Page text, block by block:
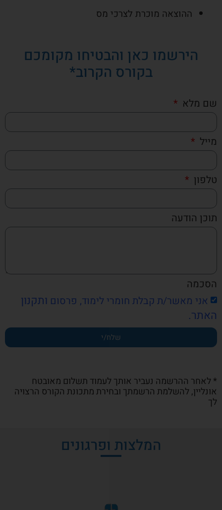
ההוצאה מוכרת לצרכי מס
הירשמו כאן והבטיחו מקומכם
בקורס הקרוב*
שם מלא
מייל
טלפון
תוכן הודעה
הסכמה
אני מאשר/ת קבלת חומרי לימוד, פרסום ותקנון
האתר.
שלח/י
* לאחר ההרשמה נעביר אותך לעמוד תשלום מאובטח
אונליין, להשלמת הרשמתך ובחירת מתכונת הקורס הרצויה
לך
המלצות ופרגונים